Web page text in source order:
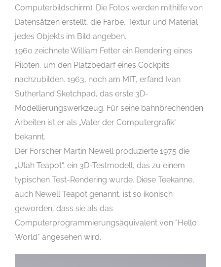
Computerbildschirm). Die Fotos werden mithilfe von
Datensätzen erstellt, die Farbe, Textur und Material
jedes Objekts im Bild angeben.
1960 zeichnete William Fetter ein Rendering eines
Piloten, um den Platzbedarf eines Cockpits
nachzubilden. 1963, noch am MIT, erfand Ivan
Sutherland Sketchpad, das erste 3D-
Modellierungswerkzeug. Für seine bahnbrechenden
Arbeiten ist er als „Vater der Computergrafik“
bekannt.
Der Forscher Martin Newell produzierte 1975 die
„Utah Teapot“, ein 3D-Testmodell, das zu einem
typischen Test-Rendering wurde. Diese Teekanne,
auch Newell Teapot genannt, ist so ikonisch
geworden, dass sie als das
Computerprogrammierungsäquivalent von "Hello
World" angesehen wird.